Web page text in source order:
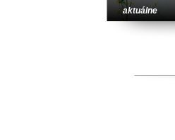
aktuálne